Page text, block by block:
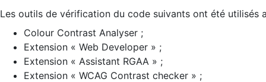
Les outils de vérification du code suivants ont été utilisés
Colour Contrast Analyser ;
Extension « Web Developer » ;
Extension « Assistant RGAA » ;
Extension « WCAG Contrast checker » ;